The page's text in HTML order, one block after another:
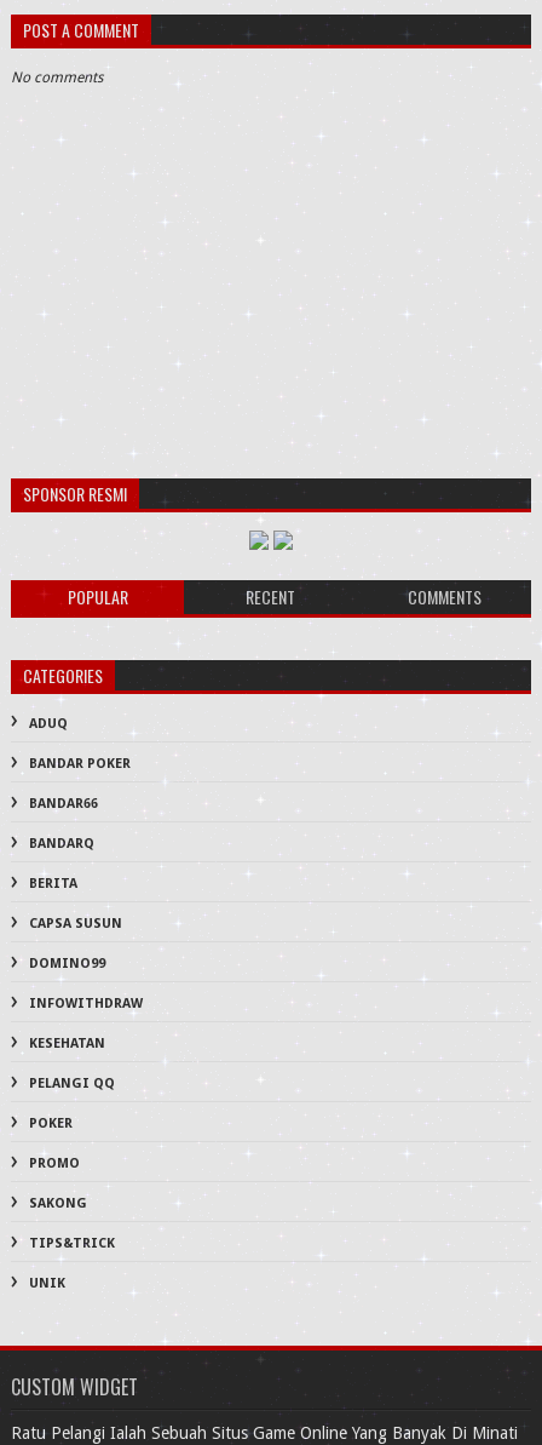
POST A COMMENT
No comments
SPONSOR RESMI
POPULAR RECENT COMMENTS
CATEGORIES
ADUQ
BANDAR POKER
BANDAR66
BANDARQ
BERITA
CAPSA SUSUN
DOMINO99
INFOWITHDRAW
KESEHATAN
PELANGI QQ
POKER
PROMO
SAKONG
TIPS&TRICK
UNIK
CUSTOM WIDGET
Ratu Pelangi Ialah Sebuah Situs Game Online Yang Banyak Di Minati